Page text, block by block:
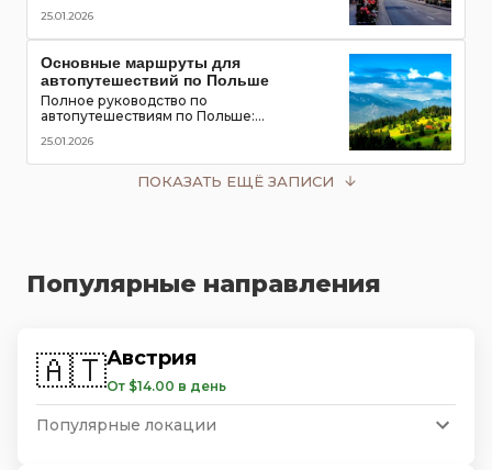
обязательное оборудование в
автомобиле и размеры штрафов для
25.01.2026
Основные маршруты для
автопутешествий по Польше
Полное руководство по
автопутешествиям по Польше:
достопримечательности, замки, горы и
озёра, советы для водителей
25.01.2026
ПОКАЗАТЬ ЕЩЁ ЗАПИСИ
Популярные направления
🇦🇹Австрия
От $14.00 в день
Популярные локации